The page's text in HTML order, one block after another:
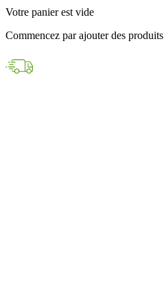
Paiements sécurisés
par carte bancaire ou PayPal
Votre panier est vide
Commencez par ajouter des produits